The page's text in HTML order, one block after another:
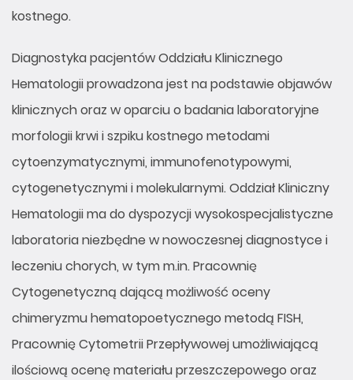
kostnego.
Diagnostyka pacjentów Oddziału Klinicznego
Hematologii prowadzona jest na podstawie objawów
klinicznych oraz w oparciu o badania laboratoryjne
morfologii krwi i szpiku kostnego metodami
cytoenzymatycznymi, immunofenotypowymi,
cytogenetycznymi i molekularnymi. Oddział Kliniczny
Hematologii ma do dyspozycji wysokospecjalistyczne
laboratoria niezbędne w nowoczesnej diagnostyce i
leczeniu chorych, w tym m.in. Pracownię
Cytogenetyczną dającą możliwość oceny
chimeryzmu hematopoetycznego metodą FISH,
Pracownię Cytometrii Przepływowej umożliwiającą
ilościową ocenę materiału przeszczepowego oraz